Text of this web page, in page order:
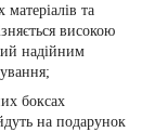
та
високою
надійним
боксах
на подарунок